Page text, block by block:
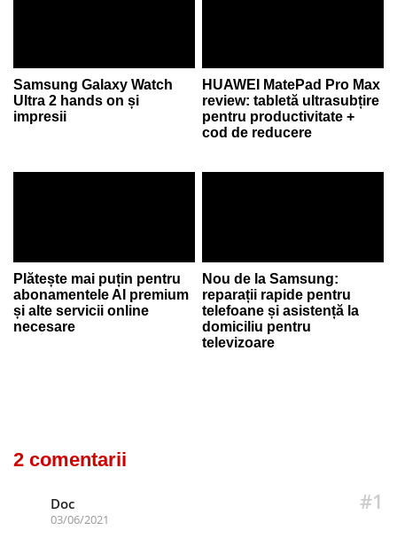
Samsung Galaxy Watch
Ultra 2 hands on și
impresii
HUAWEI MatePad Pro Max
review: tabletă ultrasubțire
pentru productivitate +
cod de reducere
Plătește mai puțin pentru
abonamentele AI premium
și alte servicii online
necesare
Nou de la Samsung:
reparații rapide pentru
telefoane și asistență la
domiciliu pentru
televizoare
2 comentarii
#1
Doc
03/06/2021